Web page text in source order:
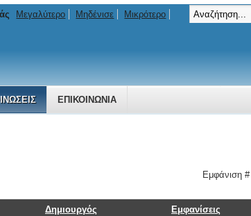
ΕΠΙΚΟΙΝΩΝΊΑ
Μεγαλύτερο Μηδένισε Μικρότερο
Εμφάνιση #
Δημιουργός
Εμφανίσεις